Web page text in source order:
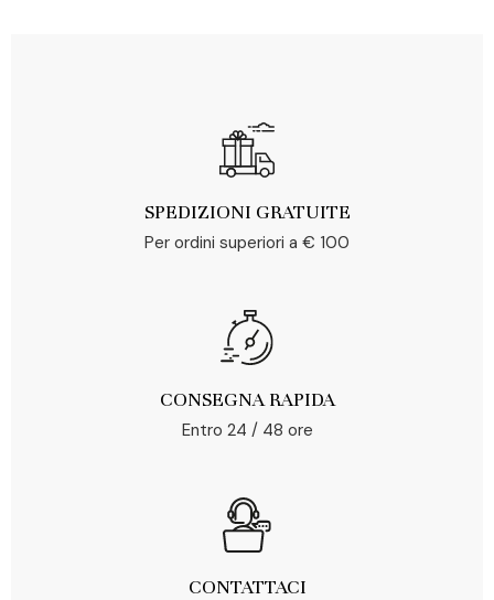
SPEDIZIONI GRATUITE
Per ordini superiori a € 100
CONSEGNA RAPIDA
Entro 24 / 48 ore
CONTATTACI